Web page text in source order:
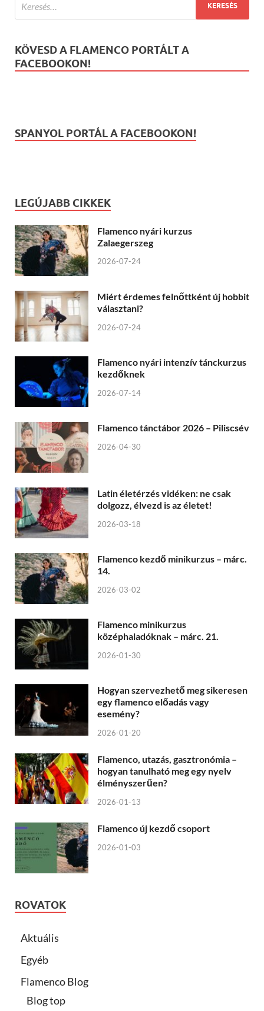
KÖVESD A FLAMENCO PORTÁLT A
FACEBOOKON!
SPANYOL PORTÁL A FACEBOOKON!
LEGÚJABB CIKKEK
Flamenco nyári kurzus
Zalaegerszeg
2026-07-24
Miért érdemes felnőttként új hobbit
választani?
2026-07-24
Flamenco nyári intenzív tánckurzus
kezdőknek
2026-07-14
Flamenco tánctábor 2026 – Piliscsév
2026-04-30
Latin életérzés vidéken: ne csak
dolgozz, élvezd is az életet!
2026-03-18
Flamenco kezdő minikurzus – márc.
14.
2026-03-02
Flamenco minikurzus
középhaladóknak – márc. 21.
2026-01-30
Hogyan szervezhető meg sikeresen
egy flamenco előadás vagy
esemény?
2026-01-20
Flamenco, utazás, gasztronómia –
hogyan tanulható meg egy nyelv
élményszerűen?
2026-01-13
Flamenco új kezdő csoport
2026-01-03
ROVATOK
Aktuális
Egyéb
Flamenco Blog
Blog top